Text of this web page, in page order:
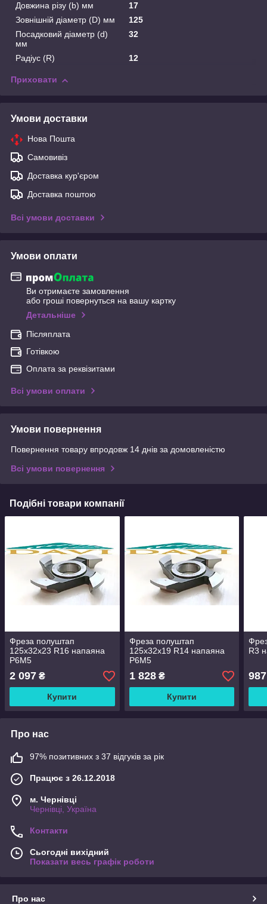
Довжина різу (b) мм
17
Зовнішній діаметр (D) мм
125
Посадковий діаметр (d)
мм
32
Радіус (R) 12
Приховати
Умови доставки
Нова Пошта
Самовивіз
Доставка кур'єром
Доставка поштою
Всі умови доставки
Умови оплати
Ви отримаєте замовлення
або гроші повернуться на вашу картку
Детальніше
Післяплата
Готівкою
Оплата за реквізитами
Всі умови оплати
Умови повернення
Повернення товару впродовж 14 днів за домовленістю
Всі умови повернення
Подібні товари компанії
Фреза полуштап
125х32х23 R16 напаяна
Р6М5
2 097 ₴
Купити
Фреза полуштап
125х32х19 R14 напаяна
Р6М5
1 828₴
Купити
R3
987
Про нас
97% позитивних з 37 відгуків за рік
Працює з 26.12.2018
м. Чернівці
Чернівці, Україна
Контакти
Сьогодні вихідний
Показати весь графік роботи
Про нас